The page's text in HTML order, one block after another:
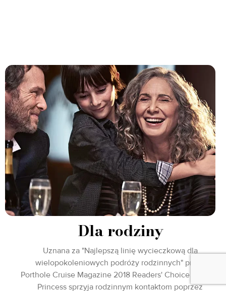
Dla rodziny
Uznana za "Najlepszą linię wycieczkową dla
wielopokoleniowych podróży rodzinnych" przez
Porthole Cruise Magazine 2018 Readers' Choice Awards,
Princess sprzyja rodzinnym kontaktom poprzez